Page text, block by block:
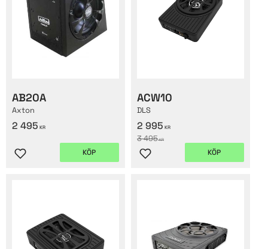
AB20A
Axton
2 495 KR
Lägg till i favoriter
KÖP
ACW10
DLS
2 995 KR
3 495KR
Lägg till i favoriter
KÖP